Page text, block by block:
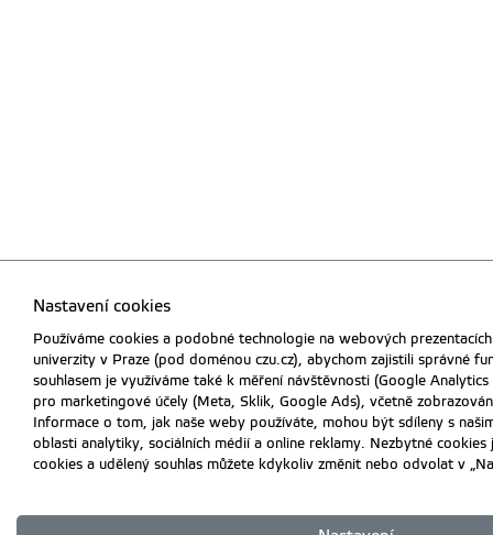
Nastavení cookies
Používáme cookies a podobné technologie na webových
univerzity v Praze (pod doménou czu.cz), abychom zajistili správné
souhlasem je využíváme také k měření návštěvnosti (Google
pro marketingové účely (Meta, Sklik, Google Ads), včetně
Informace o tom, jak naše weby používáte, mohou být sdíleny s
oblasti analytiky, sociálních médií a online reklamy. Nezbytné
cookies a udělený souhlas můžete kdykoliv změnit nebo odvolat v